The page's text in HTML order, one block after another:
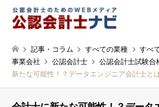
記事・コラム すべての業種 すべ
事業会社
公認会計士 公認会計士試験合
新たな可能性！？データエンジニア会計士と